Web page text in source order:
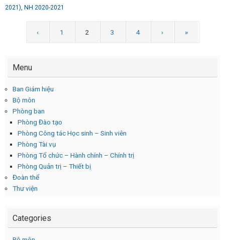
2021), NH 2020-2021
‹ 1 2 3 4 › »
Menu
Ban Giám hiệu
Bộ môn
Phòng ban
Phòng Đào tạo
Phòng Công tác Học sinh – Sinh viên
Phòng Tài vụ
Phòng Tổ chức – Hành chính – Chính trị
Phòng Quản trị – Thiết bị
Đoàn thể
Thư viện
Categories